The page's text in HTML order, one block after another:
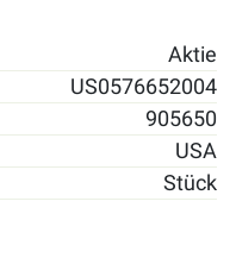
Aktie
US0576652004
905650
USA
Stück